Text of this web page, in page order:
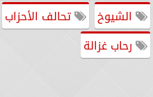
الشيوخ
تحالف الأحزاب
رحاب غزالة